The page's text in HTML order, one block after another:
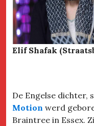
Elif Shafak
De Engelse dichter,
Motion werd
Braintree in Essex.